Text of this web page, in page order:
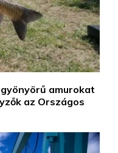
amurokat
az Országos